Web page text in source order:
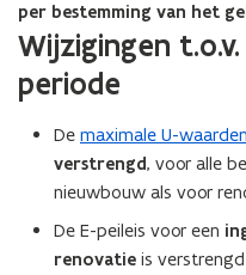
per bestemming van het
Wijzigingen
periode
De maximale U-
verstrengd, voor alle
nieuwbouw als voor
De E-peileis voor een
renovatie is